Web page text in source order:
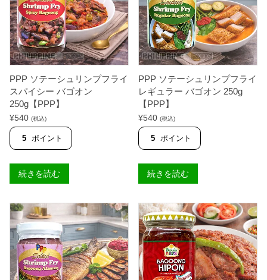
PPP ソテーシュリンプフライ
スパイシー バゴオン
250g【PPP】
¥540 (税込)
5 ポイント
続きを読む
PPP ソテーシュリンプフライ
レギュラー バゴオン 250g
【PPP】
¥540 (税込)
5 ポイント
続きを読む